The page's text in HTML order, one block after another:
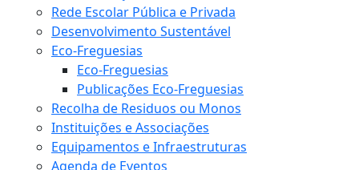
Rede Escolar Pública e Privada
Desenvolvimento Sustentável
Eco-Freguesias
Eco-Freguesias
Publicações Eco-Freguesias
Recolha de Residuos ou Monos
Instituições e Associações
Equipamentos e Infraestruturas
Agenda de Eventos